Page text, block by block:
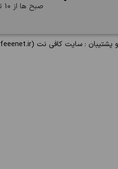
صبح ها از 10 تا 13 - بعداز ظهر از 18 تا 22:30
پشتیبان : سایت کافی نت (cofeeenet.ir)